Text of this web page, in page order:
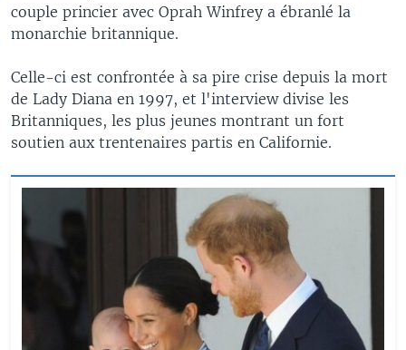
couple princier avec Oprah Winfrey a ébranlé la
monarchie britannique.
Celle-ci est confrontée à sa pire crise depuis la mort
de Lady Diana en 1997, et l'interview divise les
Britanniques, les plus jeunes montrant un fort
soutien aux trentenaires partis en Californie.